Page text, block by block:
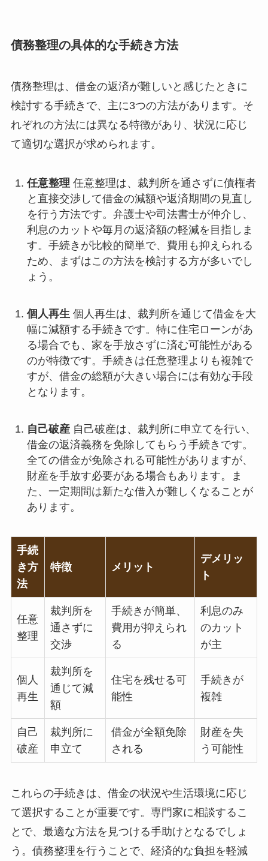
債務整理の具体的な手続き方法
債務整理は、借金の返済が難しいと感じたときに
検討する手続きで、主に3つの方法があります。そ
れぞれの方法には異なる特徴があり、状況に応じ
て適切な選択が求められます。
任意整理 任意整理は、裁判所を通さずに債権者
と直接交渉して借金の減額や返済期間の見直し
を行う方法です。弁護士や司法書士が仲介し、
利息のカットや毎月の返済額の軽減を目指しま
す。手続きが比較的簡単で、費用も抑えられる
ため、まずはこの方法を検討する方が多いでし
ょう。
個人再生 個人再生は、裁判所を通じて借金を大
幅に減額する手続きです。特に住宅ローンがあ
る場合でも、家を手放さずに済む可能性がある
のが特徴です。手続きは任意整理よりも複雑で
すが、借金の総額が大きい場合には有効な手段
となります。
自己破産自己破産は、裁判所に申立てを行い、
借金の返済義務を免除してもらう手続きです。
全ての借金が免除される可能性がありますが、
財産を手放す必要がある場合もあります。ま
た、一定期間は新たな借入が難しくなることが
あります。
手続
き方
法
特徴 メリット
デメリッ
ト
任意
整理
裁判所を
通さずに
交渉
手続きが簡単、
費用が抑えられ
る
利息のみ
のカット
が主
個人
再生
裁判所を
通じて減
額
住宅を残せる可
能性
手続きが
複雑
自己
破産
裁判所に
申立て
借金が全額免除
される
財産を失
う可能性
これらの手続きは、借金の状況や生活環境に応じ
て選択することが重要です。専門家に相談するこ
とで、最適な方法を見つける手助けとなるでしょ
う。債務整理を行うことで、経済的な負担を軽減